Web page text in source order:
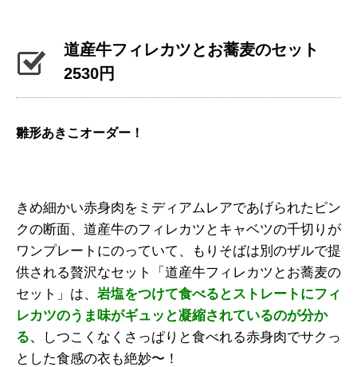
道産牛フィレカツとお蕎麦のセット
2530円
雛形あきこオーダー！
きめ細かい赤身肉をミディアムレアであげられたピン
クの断面、道産牛のフィレカツとキャベツの千切りが
ワンプレートにのっていて、もりそばは別のザルで提
供される贅沢なセット「道産牛フィレカツとお蕎麦の
セット」は、 岩塩をつけて食べるとストレート にフィ
レカツのうま味がギュッと凝縮されているのが分か
る、
しつこくなくさっぱりと食べれる赤身肉でサクっ
とした食感の衣も絶妙〜！